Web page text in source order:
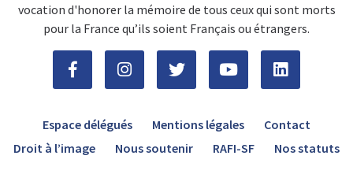
vocation d'honorer la mémoire de tous ceux qui sont morts
pour la France qu’ils soient Français ou étrangers.
Espace délégués Mentions légales
Contact
Droit à l’image
Nous soutenir RAFI-SF Nos statuts